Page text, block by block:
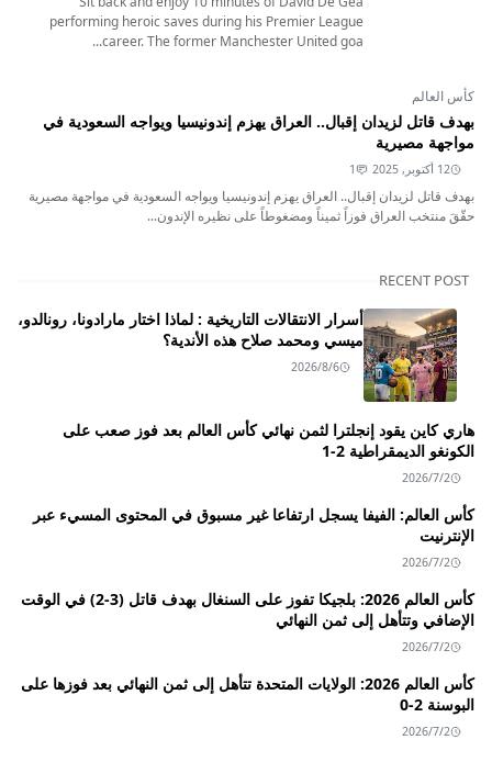
performing heroic saves during his Premier League
career. The former Manchester United goa...
كأس العالم
بهدف قاتل لزيدان إقبال.. العراق يهزم إندونيسيا ويواجه السعودية في
مواجهة مصيرية
12 أكتوبر, 2025 1
بهدف قاتل لزيدان إقبال.. العراق يهزم إندونيسيا ويواجه السعودية في مواجهة مصيرية
حقّقَ منتخب العراق فوزاً ثميناً ومضغوطاً على نظيره الإندون...
RECENT POST
أسرار الانتقالات التاريخية : لماذا اختار مارادونا، رونالدو،
ميسي ومحمد صلاح هذه الأندية؟
2026/8/6
هاري كاين يقود إنجلترا لثمن نهائي كأس العالم بعد فوز صعب على
الكونغو الديمقراطية 2-1
2026/7/2
كأس العالم: الفيفا يسجل ارتفاعا غير مسبوق في المحتوى المسيء عبر
الإنترنيت
2026/7/2
كأس العالم 2026: بلجيكا تفوز على السنغال بهدف قاتل (3-2) في الوقت
الإضافي وتتأهل إلى ثمن النهائي
2026/7/2
كأس العالم 2026: الولايات المتحدة تتأهل إلى ثمن النهائي بعد فوزها على
البوسنة 2-0
2026/7/2